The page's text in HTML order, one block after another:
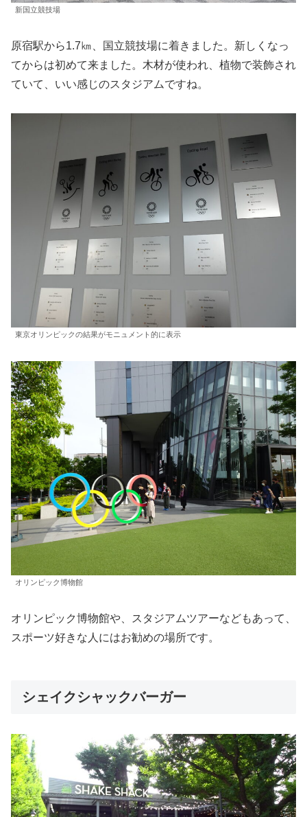
新国立競技場
原宿駅から1.7㎞、国立競技場に着きました。新しくなっ
てからは初めて来ました。木材が使われ、植物で装飾され
ていて、いい感じのスタジアムですね。
東京オリンピックの結果がモニュメント的に表示
オリンピック博物館
オリンピック博物館や、スタジアムツアーなどもあって、
スポーツ好きな人にはお勧めの場所です。
シェイクシャックバーガー